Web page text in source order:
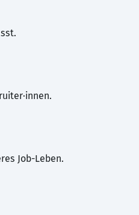
Job-Leben.